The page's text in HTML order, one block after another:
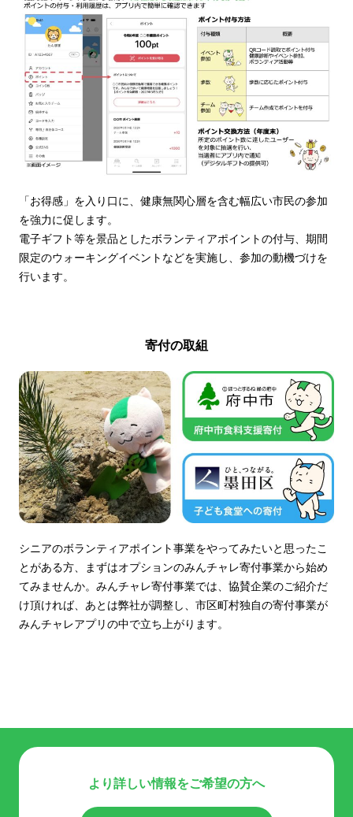
「お得感」を入り口に、健康無関心層を含む幅広い市民の参加
を強力に促します。
電子ギフト等を景品としたボランティアポイントの付与、期間
限定のウォーキングイベントなどを実施し、参加の動機づけを
行います。
寄付の取組
シニアのボランティアポイント事業をやってみたいと思ったこ
とがある方、まずはオプションのみんチャレ寄付事業から始め
てみませんか。みんチャレ寄付事業では、協賛企業のご紹介だ
け頂ければ、あとは弊社が調整し、市区町村独自の寄付事業が
みんチャレアプリの中で立ち上がります。
より詳しい情報をご希望の方へ